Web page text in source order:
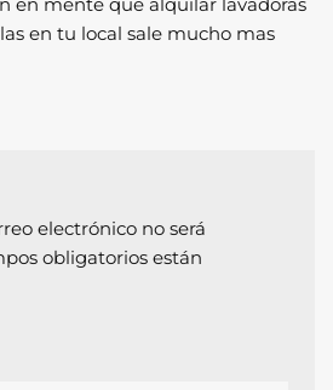
en tu local sale mucho mas
electrónico no será
obligatorios están